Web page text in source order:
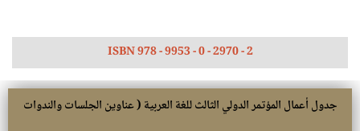
ISBN 978 - 9953 - 0 - 2970 - 2
جدول أعمال المؤتمر الدولي الثالث للغة العربية ( عناوين الجلسات والندوات